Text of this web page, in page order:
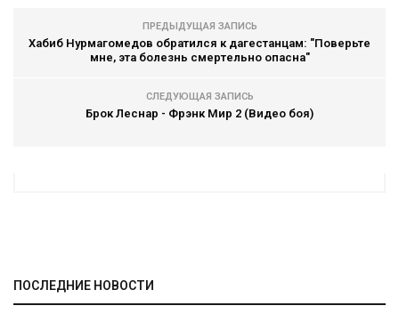
ПРЕДЫДУЩАЯ ЗАПИСЬ
Хабиб Нурмагомедов обратился к дагестанцам: "Поверьте
мне, эта болезнь смертельно опасна"
СЛЕДУЮЩАЯ ЗАПИСЬ
Брок Леснар - Фрэнк Мир 2 (Видео боя)
ПОСЛЕДНИЕ НОВОСТИ